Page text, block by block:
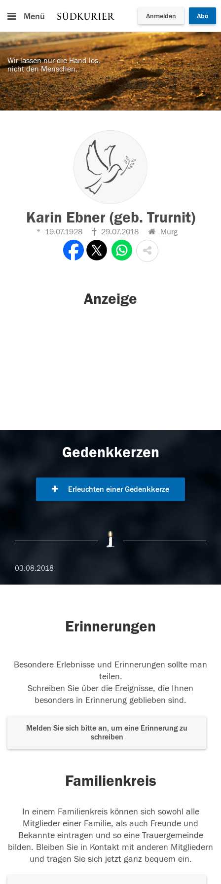
Menü Anmelden Abo
Wir lassen nur die Hand los,
nicht den Menschen.
Karin Ebner (geb. Trurnit)
19.07.1928 29.07.2018 Murg
Anzeige
Gedenkkerzen
Erleuchten einer Gedenkkerze
03.08.2018
Erinnerungen
Besondere Erlebnisse und Erinnerungen sollte man
teilen.
Schreiben Sie über die Ereignisse, die Ihnen
besonders in Erinnerung geblieben sind.
Melden Sie sich bitte an, um eine Erinnerung zu
schreiben
Familienkreis
In einem Familienkreis können sich sowohl alle
Mitglieder einer Familie, als auch Freunde und
Bekannte eintragen und so eine Trauergemeinde
bilden. Bleiben Sie in Kontakt mit anderen Mitgliedern
und tragen Sie sich jetzt ganz bequem ein.